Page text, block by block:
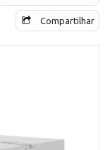
Compartilhar